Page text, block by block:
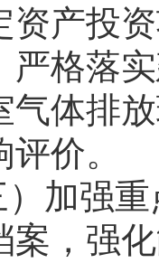
资产投
严格落
气体排
价。
）加强
案，强